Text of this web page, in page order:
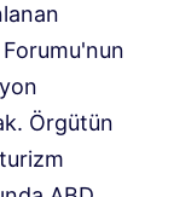
Örgütün